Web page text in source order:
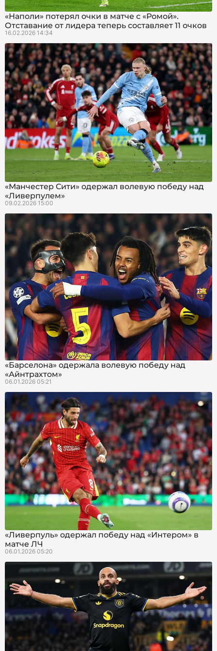
«Наполи» потерял очки в матче с «Ромой».
Отставание от лидера теперь составляет 11 очков
16.02.2026 14:34
«Манчестер Сити» одержал волевую победу над
«Ливерпулем»
09.02.2026 15:00
«Барселона» одержала волевую победу над
«Айнтрахтом»
06.01.2026 05:21
«Ливерпуль» одержал победу над «Интером» в
матче ЛЧ
06.01.2026 05:20